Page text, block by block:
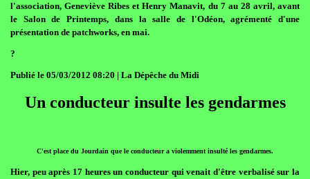
l'association, Geneviève Ribes et Henry Manavit, du 7 au 28 avril, avant
le Salon de Printemps, dans la salle de l'Odéon, agrémenté d'une
présentation de patchworks, en mai.
?
Publié le 05/03/2012 08:20 | La Dépêche du Midi
Un conducteur insulte les gendarmes
C'est place du Jourdain que le conducteur a violemment insulté les gendarmes.
Hier, peu après 17 heures un conducteur qui venait d'être verbalisé sur la